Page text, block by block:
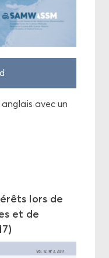
avec un
lors de
et de